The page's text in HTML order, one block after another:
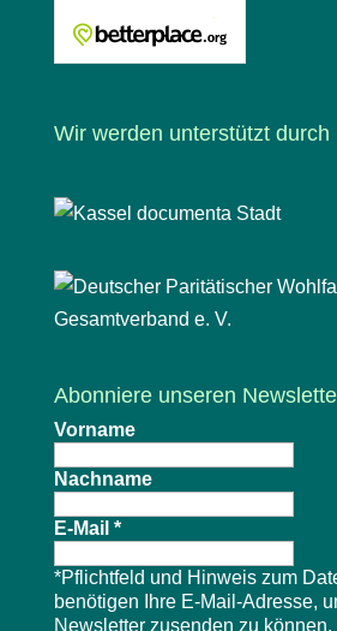
Wir werden unterstützt durch
Abonniere unseren
Vorname
Nachname
E-Mail *
*Pflichtfeld und Hinweis zum
benötigen Ihre E-Mail-Adresse,
Newsletter zusenden zu